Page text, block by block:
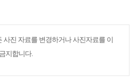
사진 자료를 변경하거나 사진자료를 이
지합니다.